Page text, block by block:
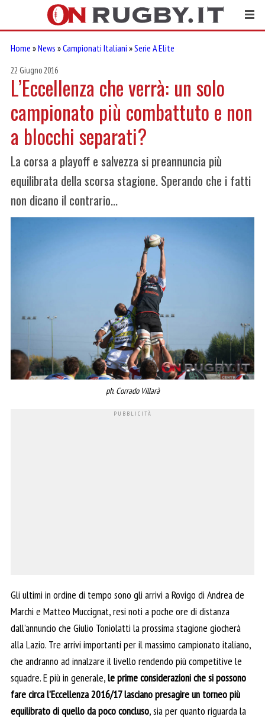
Home »News »Campionati Italiani »Serie A Elite
22 Giugno 2016
L’Eccellenza che verrà: un solo
campionato più combattuto e non
a blocchi separati?
La corsa a playoff e salvezza si preannuncia più
equilibrata della scorsa stagione. Sperando che i fatti
non dicano il contrario...
ph. Corrado Villarà
Gli ultimi in ordine di tempo sono gli arrivi a Rovigo di Andrea de
Marchi e Matteo Muccignat, resi noti a poche ore di distanza
dall’annuncio che Giulio Toniolatti la prossima stagione giocherà
alla Lazio. Tre arrivi importanti per il massimo campionato italiano,
che andranno ad innalzare il livello rendendo più competitive le
squadre. E più in generale,le prime considerazioni che si possono
fare circa l’Eccellenza 2016/17 lasciano presagire un torneo più
equilibrato di quello da poco concluso, sia per quanto riguarda la